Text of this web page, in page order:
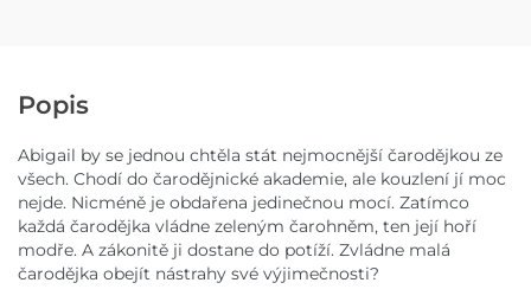
Popis
Abigail by se jednou chtěla stát nejmocnější čarodějkou ze
všech. Chodí do čarodějnické akademie, ale kouzlení jí moc
nejde. Nicméně je obdařena jedinečnou mocí. Zatímco
každá čarodějka vládne zeleným čarohněm, ten její hoří
modře. A zákonitě ji dostane do potíží. Zvládne malá
čarodějka obejít nástrahy své výjimečnosti?